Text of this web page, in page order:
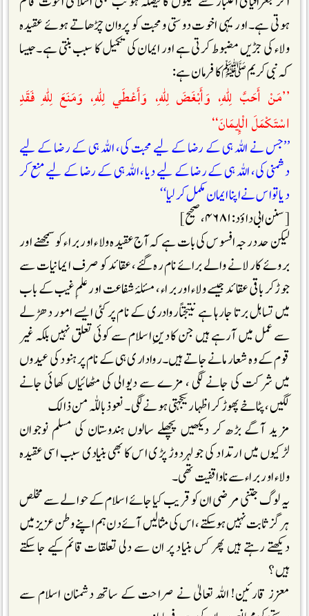
ہوتی ہے۔اور یہی اخوت دوستی و محبت کو پروان چڑھاتے ہوئے عقیدہ
ولاء کی جڑیں مضبوط کرتی ہے اور ایمان کی تکمیل کا سبب بنتی ہے۔جیسا
کہ نبی کریمﷺکا فرمان ہے :
’’مَنْ أَحَبَّ لِلّٰهِ، وَأَبْغَضَ لِلّٰهِ، وَأَعْطَي لِلّٰهِ، وَمَنَعَ لِلّٰهِ فَقَدِ
اسْتَكْمَلَ الْإِيمَانَ‘‘
’’جس نے اللہ ہی کے رضا کے لیے محبت کی، اللہ ہی کے رضا کے لیے
دشمنی کی، اللہ ہی کے رضا کے لیے دیا، اللہ ہی کے رضا کے لیے منع کر
دیا تو اس نے اپنا ایمان مکمل کر لیا‘‘
[سنن ابی داؤد:۴۶۸۱،صحیح]
لیکن حد درجہ افسوس کی بات ہے کہ آج عقیدہ ولاء اور براء کو سمجھنے اور
بروئے کار لانے والے برائے نام رہ گئے، عقائد کو صرف ایمانیات سے
جوڑکر باقی عقائد جیسے ولاء اور براء ، مسئلۂ شفاعت اور علمِ غیب کے باب
میں تساہل برتا جارہا ہے نتیجتاً روادری کے نام پر کئی ایسے امور دھڑلے
سے عمل میں آرہے ہیں جن کا دینِ اسلام سے کوئی تعلق نہیں بلکہ غیر
قوم کے وہ شعار مانے جاتے ہیں۔ رواداری ہی کے نام پر ہنود کی عیدوں
میں شرکت کی جانے لگی ، مزے سے دیوالی کی مٹھائیاں کھائی جانے
لگیں، پٹاخے پھوڑ کر اظہار یکجہتی ہونے لگی۔ نعوذ باللّٰہ من ذالک
مزید آگے بڑھ کر دیکھیں پچھلے سالوں ہندوستان کی مسلم نوجوان
لڑکیوں میں ارتداد کی جو لہر دوڑ پڑی اس کا بھی بنیادی سبب اسی عقیدہ
ولاء اور براء سے ناواقفیت تھی۔
یہ لوگ جتنی مرضی ان کو قریب کیا جائے اسلام کے حوالے سے مخلص
ہرگز ثابت نہیں ہوسکتے ،اس کی مثالیں آئے دن ہم اپنے وطن عزیز میں
دیکھتے رہتے ہیں پھر کس بنیاد پر ان سے دلی تعلقات قائم کیے جا سکتے
ہیں؟
معزز قارئین! اللہ تعالیٰ نے صراحت کے ساتھ دشمنان اسلام سے